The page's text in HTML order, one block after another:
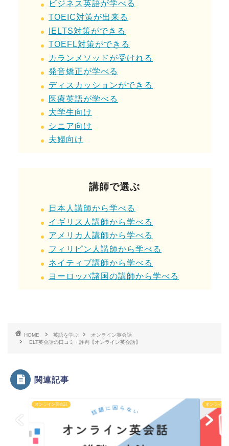
ビジネス英語が学べる
TOEIC対策が出来る
IELTS対策ができる
TOEFL対策ができる
カランメソッドが受けれる
発音矯正が学べる
ディスカッションができる
医療英語が学べる
大学生向け
シニア向け
夫婦向け
講師で選ぶ
日本人講師から学べる
イギリス人講師から学べる
アメリカ人講師から学べる
フィリピン人講師から学べる
ネイティブ講師から学べる
ヨーロッパ諸国の講師から学べる
HOME 英語を学ぶ
オンライン英会話
ELT英会話の口コミ・評判【オンライン英会話】
関連記事
オンライン英会話 オンライン